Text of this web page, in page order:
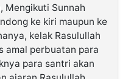
Mengikuti Sunnah
ke kiri maupun ke
kelak Rasulullah
amal perbuatan para
para santri akan